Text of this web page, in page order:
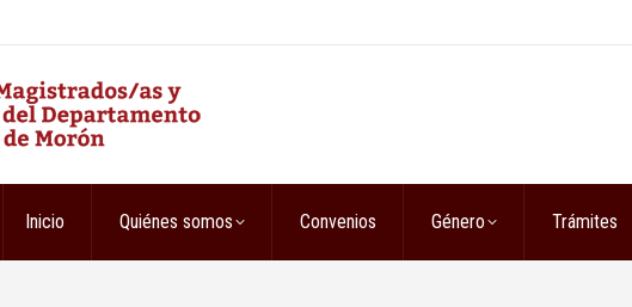
Inicio Quiénes somos Convenios Género Trámites